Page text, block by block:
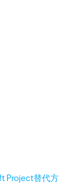
Project替代方